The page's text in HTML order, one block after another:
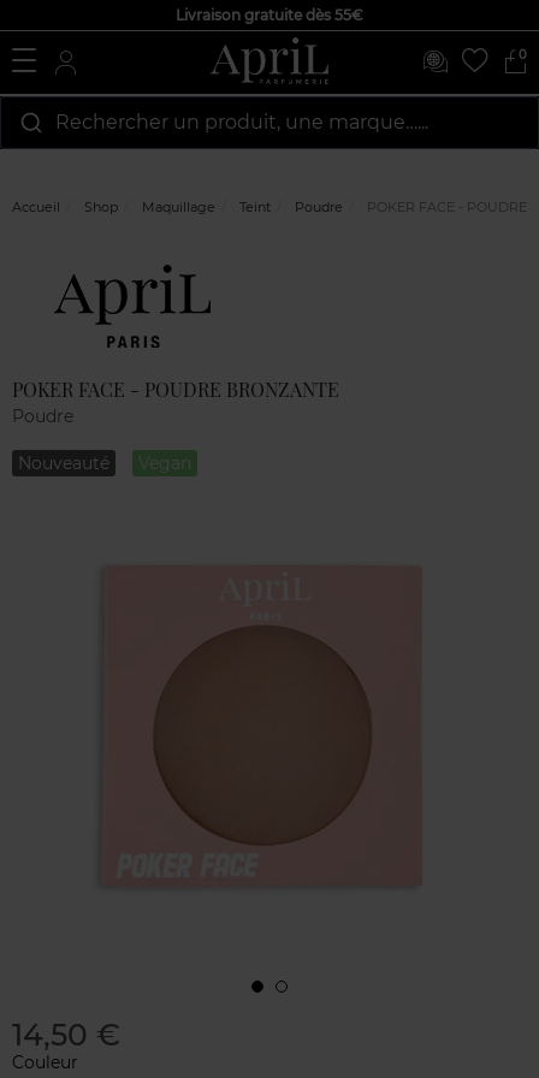
Livraison gratuite dès 55€
0
Rechercher un produit, une marque…...
Accueil Shop Maquillage Teint Poudre POKER FACE - POUDRE
POKER FACE - POUDRE BRONZANTE
Poudre
Nouveauté Vegan
14,50 €
Couleur